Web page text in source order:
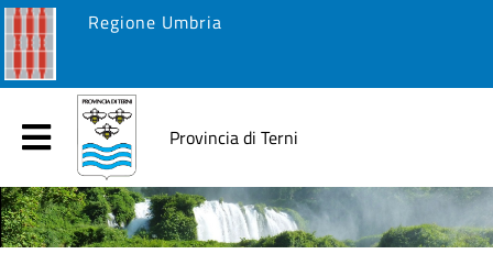
Regione Umbria
Provincia di Terni